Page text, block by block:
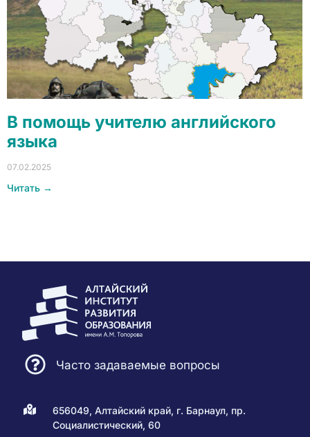
В помощь учителю английского
языка
07.02.2025
Читать →
Часто задаваемые вопросы
656049, Алтайский край, г. Барнаул, пр.
Социалистический, 60